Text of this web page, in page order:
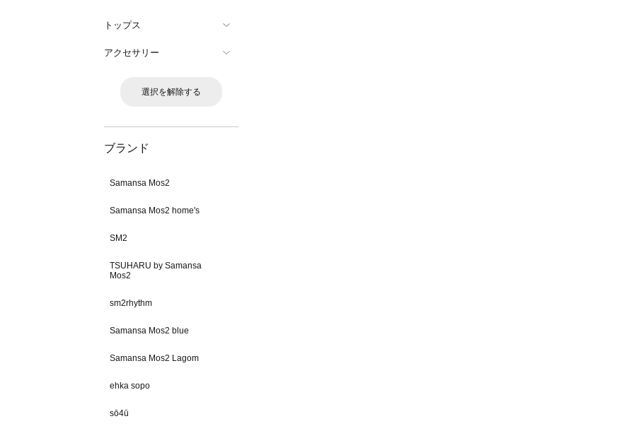
トップス
アクセサリー
選択を解除する
ブランド
Samansa Mos2
Samansa Mos2 home's
SM2
TSUHARU by Samansa
Mos2
sm2rhythm
Samansa Mos2 blue
Samansa Mos2 Lagom
ehka sopo
sō4ū